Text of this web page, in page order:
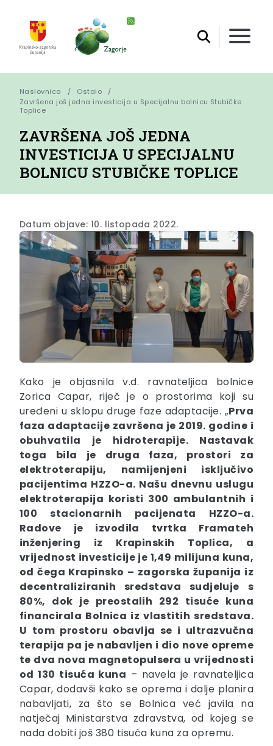
Naslovnica
Ostalo
Završena još jedna investicija u Specijalnu bolnicu Stubičke
Toplice
ZAVRŠENA JOŠ JEDNA
INVESTICIJA U SPECIJALNU
BOLNICU STUBIČKE TOPLICE
Datum objave: 10. listopada 2022.
Kako je objasnila v.d. ravnateljica bolnice
Zorica Capar, riječ je o prostorima koji su
uređeni u sklopu druge faze adaptacije. „Prva
faza adaptacije završena je 2019. godine i
obuhvatila je hidroterapije. Nastavak
toga bila je druga faza, prostori za
elektroterapiju, namijenjeni isključivo
pacijentima HZZO-a. Našu dnevnu uslugu
elektroterapija koristi 300 ambulantnih i
100 stacionarnih pacijenata HZZO-a.
Radove je izvodila tvrtka Framateh
inženjering iz Krapinskih Toplica, a
vrijednost investicije je 1,49 milijuna kuna,
od čega Krapinsko – zagorska županija iz
decentraliziranih sredstava sudjeluje s
80%, dok je preostalih 292 tisuće kuna
financirala Bolnica iz vlastitih sredstava.
U tom prostoru obavlja se i ultrazvučna
terapija pa je nabavljen i dio nove opreme
te dva nova magnetopulsera u vrijednosti
od 130 tisuća kuna – navela je ravnateljica
Capar, dodavši kako se oprema i dalje planira
nabavljati, za što se Bolnica već javila na
natječaj Ministarstva zdravstva, od kojeg se
nada dobiti još 380 tisuća kuna za opremu.